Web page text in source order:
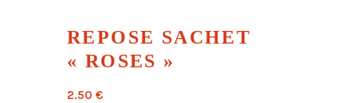
REPOSE SACHET
« ROSES »
2.50 €